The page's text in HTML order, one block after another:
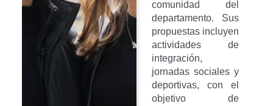
comunidad del
departamento. Sus
propuestas incluyen
actividades de
integración,
jornadas sociales y
deportivas, con el
objetivo de